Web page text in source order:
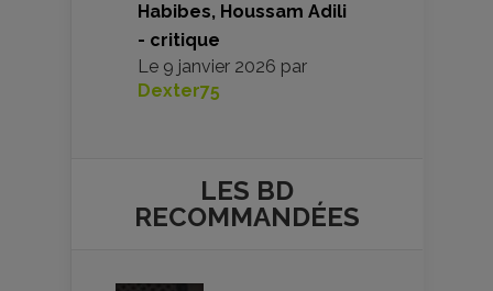
Habibes, Houssam Adili
- critique
Le 9 janvier 2026 par
Dexter75
LES BD
RECOMMANDÉES